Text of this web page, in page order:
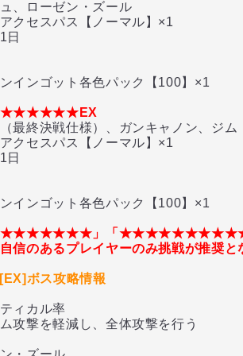
、ローゼン・ズール
クセスパス【ノーマル】×1
日
インゴット各色パック【100】×1
最終決戦仕様）、ガンキャノン、ジム
クセスパス【ノーマル】×1
日
インゴット各色パック【100】×1
」「★★★★★★★★★★EX」
信のあるプレイヤーのみ挑戦が推奨と
ボス攻略情報
ィカル率
攻撃を軽減し、全体攻撃を行う